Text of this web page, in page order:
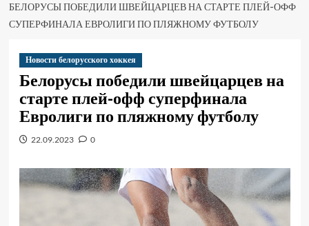
БЕЛОРУСЫ ПОБЕДИЛИ ШВЕЙЦАРЦЕВ НА СТАРТЕ ПЛЕЙ-ОФФ
СУПЕРФИНАЛА ЕВРОЛИГИ ПО ПЛЯЖНОМУ ФУТБОЛУ
Новости белорусского хоккея
Белорусы победили швейцарцев на
старте плей-офф суперфинала
Евролиги по пляжному футболу
22.09.2023 0